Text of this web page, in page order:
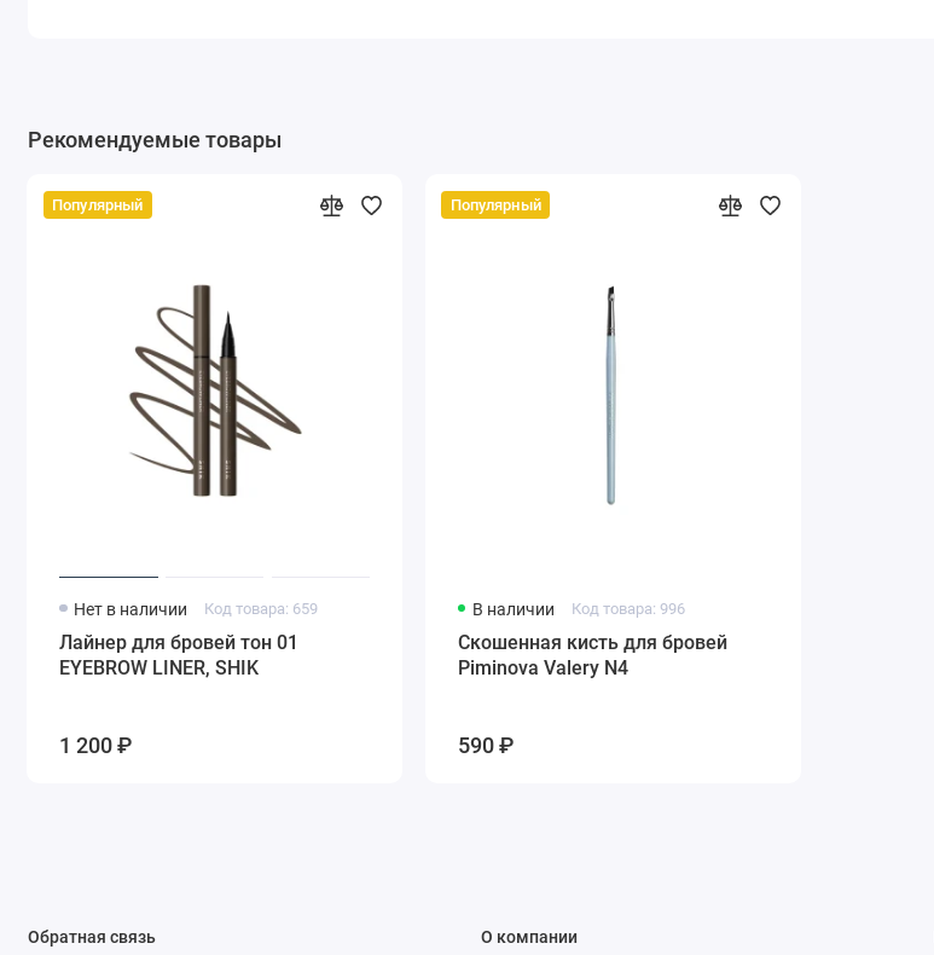
Рекомендуемые товары
Популярный
Нет в наличии Код товара: 659
Лайнер для бровей тон 01
EYEBROW LINER, SHIK
1 200 ₽
Популярный
В наличии Код товара: 996
Скошенная кисть для бровей
Piminova Valery N4
590 ₽
Обратная связь О компании